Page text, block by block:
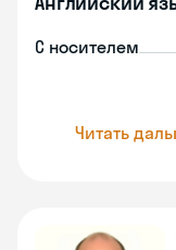
С носителем
Читать